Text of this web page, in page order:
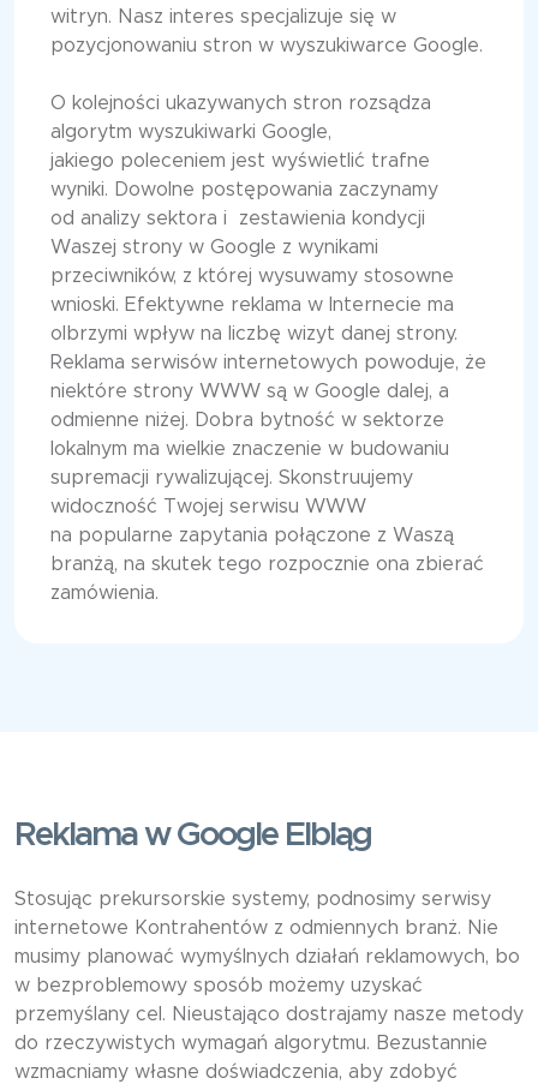
witryn. Nasz interes specjalizuje się w
pozycjonowaniu stron w wyszukiwarce Google.
O kolejności ukazywanych stron rozsądza
algorytm wyszukiwarki Google,
jakiego poleceniem jest wyświetlić trafne
wyniki. Dowolne postępowania zaczynamy
od analizy sektora i zestawienia kondycji
Waszej strony w Google z wynikami
przeciwników, z której wysuwamy stosowne
wnioski. Efektywne reklama w Internecie ma
olbrzymi wpływ na liczbę wizyt danej strony.
Reklama serwisów internetowych powoduje, że
niektóre strony WWW są w Google dalej, a
odmienne niżej. Dobra bytność w sektorze
lokalnym ma wielkie znaczenie w budowaniu
supremacji rywalizującej. Skonstruujemy
widoczność Twojej serwisu WWW
na popularne zapytania połączone z Waszą
branżą, na skutek tego rozpocznie ona zbierać
zamówienia.
Reklama w Google Elbląg
Stosując prekursorskie systemy, podnosimy serwisy
internetowe Kontrahentów z odmiennych branż. Nie
musimy planować wymyślnych działań reklamowych, bo
w bezproblemowy sposób możemy uzyskać
przemyślany cel. Nieustająco dostrajamy nasze metody
do rzeczywistych wymagań algorytmu. Bezustannie
wzmacniamy własne doświadczenia, aby zdobyć